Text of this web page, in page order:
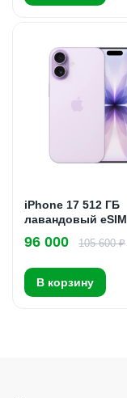
iPhone 17 512 ГБ
лавандовый eSIM
96 000 105 600 ₽
В корзину